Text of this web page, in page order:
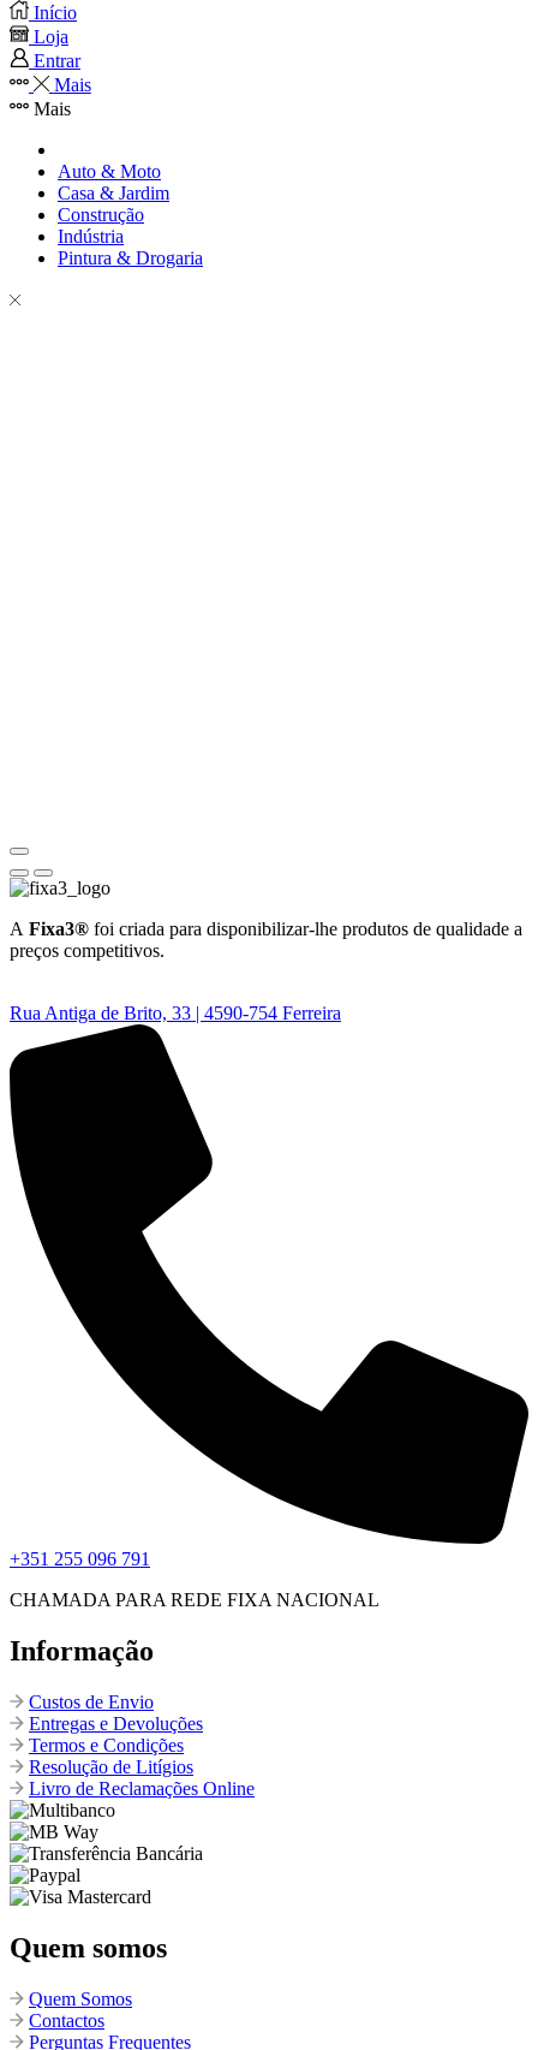
Início
Loja
Entrar
Mais
Mais
Auto & Moto
Casa & Jardim
Construção
Indústria
Pintura & Drogaria
A Fixa3® foi criada para disponibilizar-lhe produtos de qualidade a
preços competitivos.
Rua Antiga de Brito, 33 | 4590-754 Ferreira
+351 255 096 791
CHAMADA PARA REDE FIXA NACIONAL
Informação
Custos de Envio
Entregas e Devoluções
Termos e Condições
Resolução de Litígios
Livro de Reclamações Online
Quem somos
Quem Somos
Contactos
Perguntas Frequentes